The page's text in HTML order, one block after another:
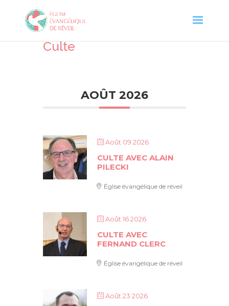
Culte
AOÛT 2026
Août 09 2026
CULTE AVEC ALAIN
PILECKI
Église évangélique de réveil
Août 16 2026
CULTE AVEC
FERNAND CLERC
Église évangélique de réveil
Août 23 2026